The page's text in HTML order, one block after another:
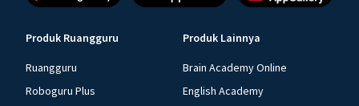
Produk Ruangguru
Ruangguru
Roboguru Plus
Produk Lainnya
Brain Academy Online
English Academy